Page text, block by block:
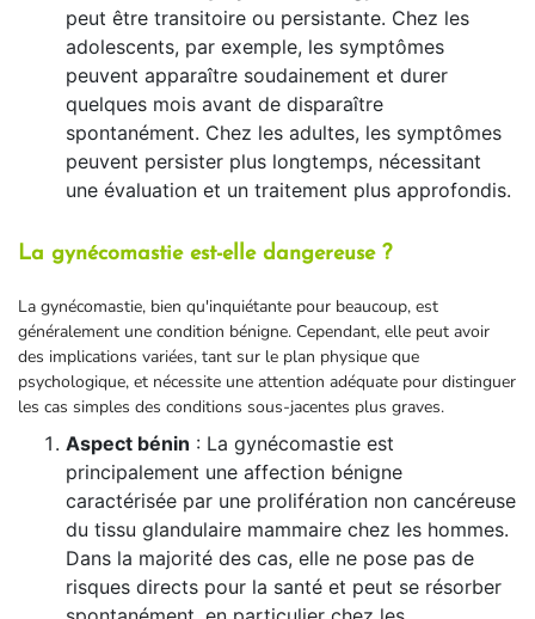
peut être transitoire ou persistante. Chez les
adolescents, par exemple, les symptômes
peuvent apparaître soudainement et durer
quelques mois avant de disparaître
spontanément. Chez les adultes, les symptômes
peuvent persister plus longtemps, nécessitant
une évaluation et un traitement plus approfondis.
La gynécomastie est-elle dangereuse ?
La gynécomastie, bien qu'inquiétante pour beaucoup, est
généralement une condition bénigne. Cependant, elle peut avoir
des implications variées, tant sur le plan physique que
psychologique, et nécessite une attention adéquate pour distinguer
les cas simples des conditions sous-jacentes plus graves.
Aspect bénin : La gynécomastie est
principalement une affection bénigne
caractérisée par une prolifération non cancéreuse
du tissu glandulaire mammaire chez les hommes.
Dans la majorité des cas, elle ne pose pas de
risques directs pour la santé et peut se résorber